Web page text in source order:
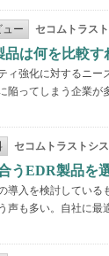
ー セコムトラス
品は何を比較
ィ強化に対するニー
陥ってしまう企業が
セコムトラストシ
うEDR製品を
導入を検討している
声も多い。自社に最